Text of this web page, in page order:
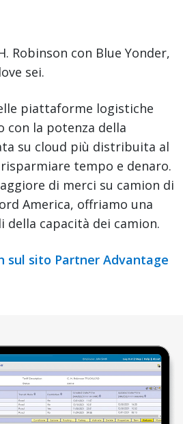
Robinson con Blue Yonder,
sei.
piattaforme logistiche
con la potenza della
su cloud più distribuita al
tempo e denaro.
di merci su camion di
America, offriamo una
della capacità dei camion.
sul sito Partner Advantage